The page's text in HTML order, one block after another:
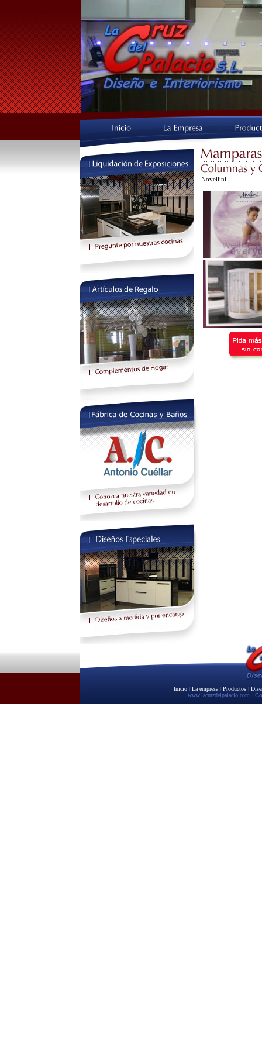
Novellini
Inicio l La empresa l Productos l
www.lacruzdelpalacio.com ·